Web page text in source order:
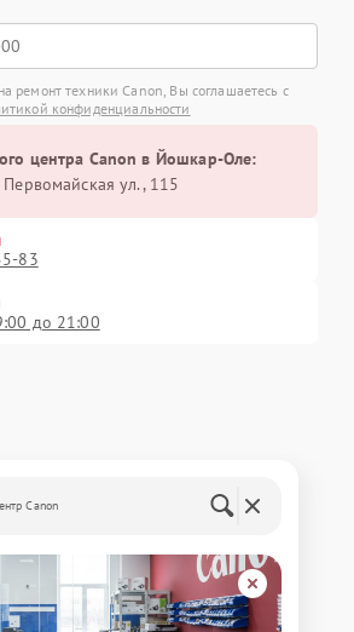
ремонт техники Canon, Вы соглашаетесь с
конфиденциальности
центра Canon в Йошкар-Оле:
ул., 115
83
до 21:00
Canon